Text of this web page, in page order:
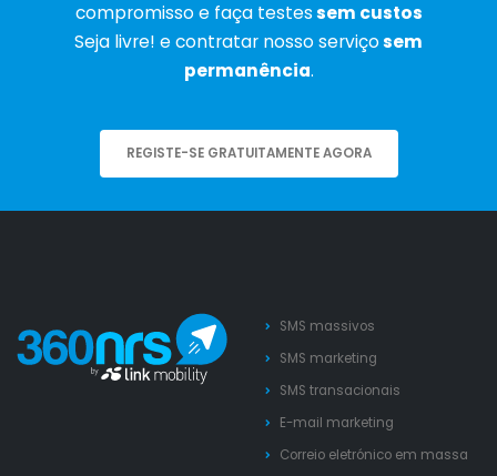
compromisso e faça testessem custos
Seja livre! e contratar nosso serviçosem
permanência.
REGISTE-SE GRATUITAMENTE AGORA
SMS massivos
SMS marketing
SMS transacionais
E-mail marketing
Correio eletrónico em massa